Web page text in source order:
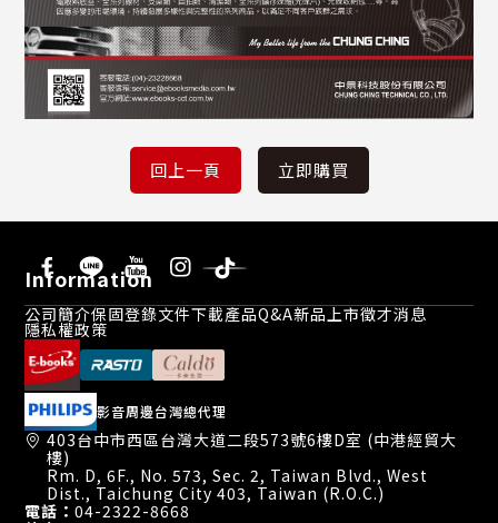
Information
公司簡介保固登錄文件下載產品Q&A新品上市徵才消息
隱私權政策
影音周邊台灣總代理
403台中市西區台灣大道二段573號6樓D室 (中港經貿大
樓)
Rm. D, 6F., No. 573, Sec. 2, Taiwan Blvd., West
Dist., Taichung City 403, Taiwan (R.O.C.)
電話：04-2322-8668